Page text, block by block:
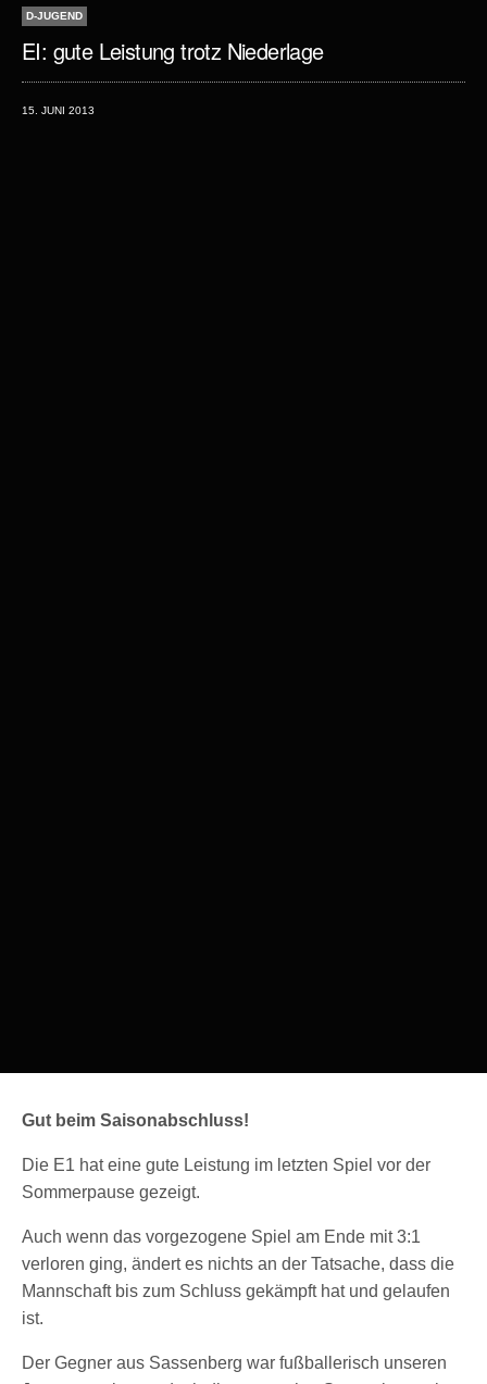
D-JUGEND
EI: gute Leistung trotz Niederlage
15. JUNI 2013
Gut beim Saisonabschluss!
Die E1 hat eine gute Leistung im letzten Spiel vor der
Sommerpause gezeigt.
Auch wenn das vorgezogene Spiel am Ende mit 3:1
verloren ging, ändert es nichts an der Tatsache, dass die
Mannschaft bis zum Schluss gekämpft hat und gelaufen
ist.
Der Gegner aus Sassenberg war fußballerisch unseren